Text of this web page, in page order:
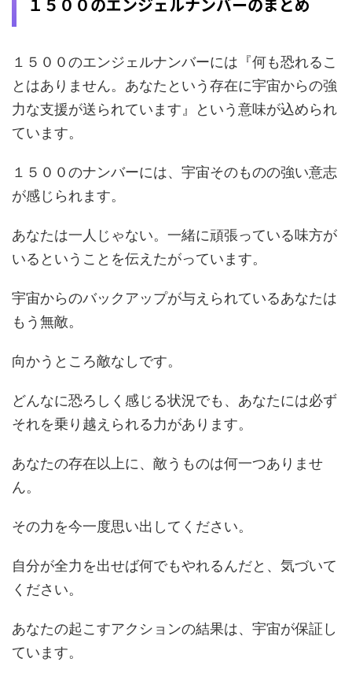
１５００のエンジェルナンバーには『何も恐れるこ
とはありません。あなたという存在に宇宙からの強
力な支援が送られています』という意味が込められ
ています。
１５００のナンバーには、宇宙そのものの強い意志
が感じられます。
あなたは一人じゃない。一緒に頑張っている味方が
いるということを伝えたがっています。
宇宙からのバックアップが与えられているあなたは
もう無敵。
向かうところ敵なしです。
どんなに恐ろしく感じる状況でも、あなたには必ず
それを乗り越えられる力があります。
あなたの存在以上に、敵うものは何一つありませ
ん。
その力を今一度思い出してください。
自分が全力を出せば何でもやれるんだと、気づいて
ください。
あなたの起こすアクションの結果は、宇宙が保証し
ています。